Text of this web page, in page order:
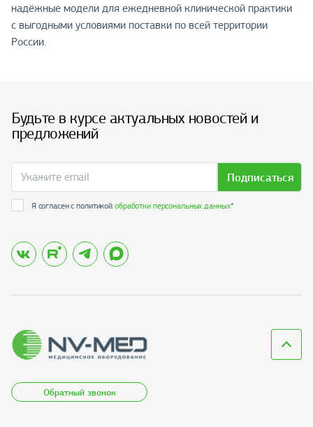
надёжные модели для ежедневной клинической практики
с выгодными условиями поставки по всей территории
России.
Будьте в курсе актуальных новостей и
предложений
Подписаться
Я согласен с политикойобработки персональных данных*
Обратный звонок